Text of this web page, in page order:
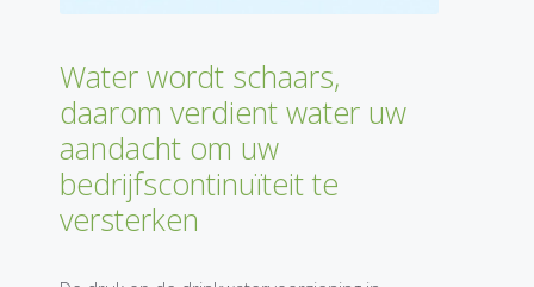
Water wordt schaars,
daarom verdient water uw
aandacht om uw
bedrijfscontinuïteit te
versterken